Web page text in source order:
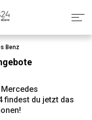
Benz
findest du jetzt das